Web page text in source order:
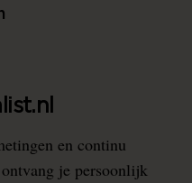
en continu
je persoonlijk